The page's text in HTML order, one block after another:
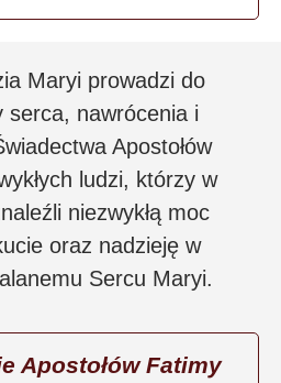
Maryi prowadzi do
serca, nawrócenia i
Apostołów
ludzi, którzy w
niezwykłą moc
oraz nadzieję w
Sercu Maryi.
Apostołów Fatimy